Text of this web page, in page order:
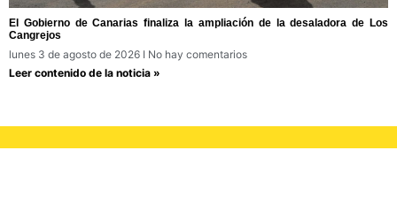
El Gobierno de Canarias finaliza la ampliación de la desaladora de Los
Cangrejos
lunes 3 de agosto de 2026
No hay comentarios
Leer contenido de la noticia »